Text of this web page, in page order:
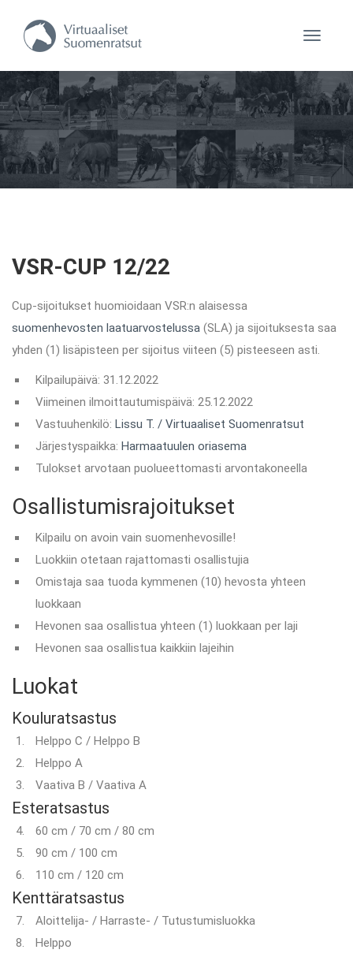
VSR-CUP 12/22
Cup-sijoitukset huomioidaan VSR:n alaisessa
suomenhevosten laatuarvostelussa (SLA) ja sijoituksesta saa
yhden (1) lisäpisteen per sijoitus viiteen (5) pisteeseen asti.
Kilpailupäivä: 31.12.2022
Viimeinen ilmoittautumispäivä: 25.12.2022
Vastuuhenkilö: Lissu T. / Virtuaaliset Suomenratsut
Järjestyspaikka: Harmaatuulen oriasema
Tulokset arvotaan puolueettomasti arvontakoneella
Osallistumisrajoitukset
Kilpailu on avoin vain suomenhevosille!
Luokkiin otetaan rajattomasti osallistujia
Omistaja saa tuoda kymmenen (10) hevosta yhteen
luokkaan
Hevonen saa osallistua yhteen (1) luokkaan per laji
Hevonen saa osallistua kaikkiin lajeihin
Luokat
Kouluratsastus
Helppo C / Helppo B
Helppo A
Vaativa B / Vaativa A
Esteratsastus
60 cm / 70 cm / 80 cm
90 cm / 100 cm
110 cm / 120 cm
Kenttäratsastus
Aloittelija- / Harraste- / Tutustumisluokka
Helppo